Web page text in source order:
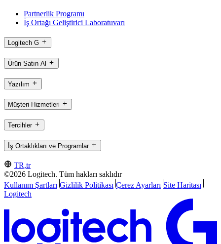
Partnerlik Programı
İş Ortağı Geliştirici Laboratuvarı
Logitech G
Ürün Satın Al
Yazılım
Müşteri Hizmetleri
Tercihler
İş Ortaklıkları ve Programlar
TR,tr
©2026 Logitech. Tüm hakları saklıdır
Kullanım Şartları Gizlilik Politikası Çerez Ayarları Site Haritası
Logitech